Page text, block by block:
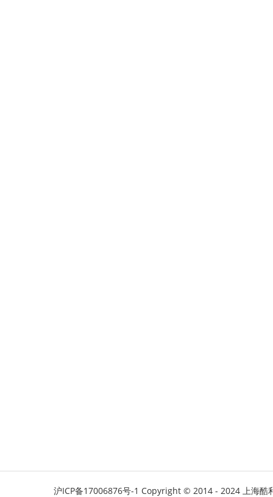
沪ICP备17006876号-1 Copyright © 2014 - 2024 上海酷